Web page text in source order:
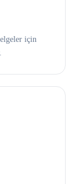
için